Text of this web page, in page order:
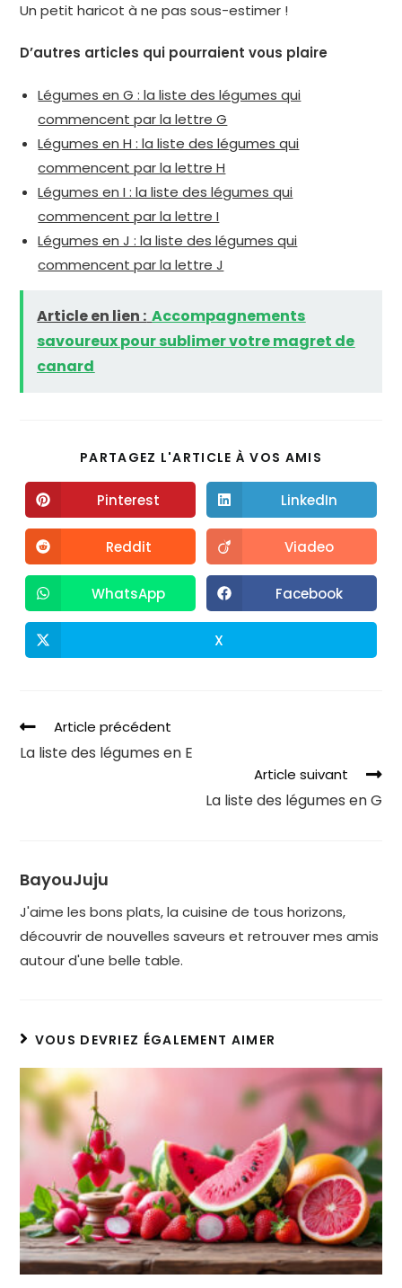
Un petit haricot à ne pas sous-estimer !
D’autres articles qui pourraient vous plaire
Légumes en G : la liste des légumes qui
commencent par la lettre G
Légumes en H : la liste des légumes qui
commencent par la lettre H
Légumes en I : la liste des légumes qui
commencent par la lettre I
Légumes en J : la liste des légumes qui
commencent par la lettre J
Article en lien : Accompagnements
savoureux pour sublimer votre magret de
canard
PARTAGEZ L'ARTICLE À VOS AMIS
Pinterest LinkedIn
Reddit Viadeo
WhatsApp Facebook
X
Article précédent
La liste des légumes en E
Article suivant
La liste des légumes en G
BayouJuju
J'aime les bons plats, la cuisine de tous horizons,
découvrir de nouvelles saveurs et retrouver mes amis
autour d'une belle table.
VOUS DEVRIEZ ÉGALEMENT AIMER